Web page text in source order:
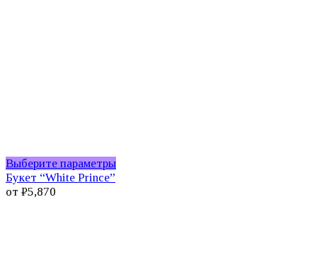
Выберите параметрыЭтот
Букет “White Prince”
от ₽5,870